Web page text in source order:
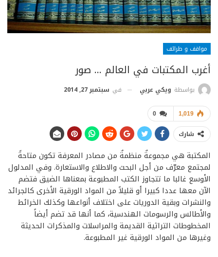
مواقف و طرائف
أغرب المكتبات في العالم … صور
بواسطة ويكي عربي في سبتمبر 27, 2014
0 1,019
شارك
المكتبة هي مجموعةٌ منظمةٌ من مصادر المعرفة تكون متاحةً
لمجتمع معرّف من أجل البحث والاطلاع والاستعارة. وفي المدلول
الأوسع غالبا ما تتجاوز الكتب المطبوعة بمعناها الضيق فتضم
الآن معها عددا كبيرا أو قليلاً من المواد الورقية الأخرى كالجرائد
والنشرات وبقية الدوريات على اختلاف أنواعها وكذلك الخرائط
والأطالس والرسومات الهندسية، كما أنها قد تضم أيضاً
المخطوطات التراثية القديمة والمراسلات والمذكرات الحديثة
وغيرها من المواد الورقية غير المطبوعة.